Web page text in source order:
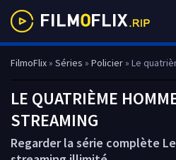
FilmoFlix» Séries » Policier» Le
LE QUATRIÈME
STREAMING
Regarder la série complète